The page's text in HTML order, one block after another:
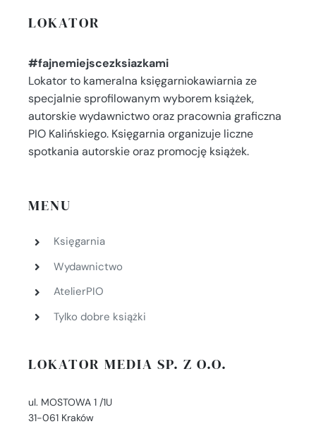
LOKATOR
#fajnemiejscezksiazkami
Lokator to kameralna księgarniokawiarnia ze
specjalnie sprofilowanym wyborem książek,
autorskie wydawnictwo oraz pracownia graficzna
PIO Kalińskiego. Księgarnia organizuje liczne
spotkania autorskie oraz promocję książek.
MENU
Księgarnia
Wydawnictwo
AtelierPIO
Tylko dobre książki
LOKATOR MEDIA SP. Z O.O.
ul. MOSTOWA 1 /1U
31-061 Kraków